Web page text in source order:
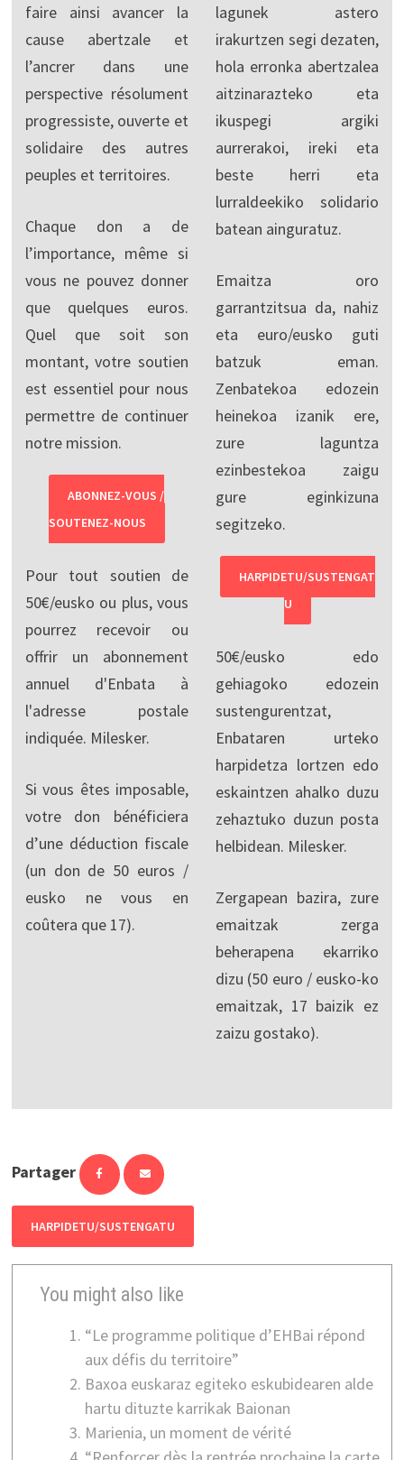
faire ainsi avancer la
cause abertzale et
l’ancrer dans une
perspective résolument
progressiste, ouverte et
solidaire des autres
peuples et territoires.
Chaque don a de
l’importance, même si
vous ne pouvez donner
que quelques euros.
Quel que soit son
montant, votre soutien
est essentiel pour nous
permettre de continuer
notre mission.
ABONNEZ-VOUS /
SOUTENEZ-NOUS
Pour tout soutien de
50€/eusko ou plus, vous
pourrez recevoir ou
offrir un abonnement
annuel d'Enbata à
l'adresse postale
indiquée. Milesker.
Si vous êtes imposable,
votre don bénéficiera
d’une déduction fiscale
(un don de 50 euros /
eusko ne vous en
coûtera que 17).
lagunek astero
irakurtzen segi dezaten,
hola erronka abertzalea
aitzinarazteko eta
ikuspegi argiki
aurrerakoi, ireki eta
beste herri eta
lurraldeekiko solidario
batean ainguratuz.
Emaitza oro
garrantzitsua da, nahiz
eta euro/eusko guti
batzuk eman.
Zenbatekoa edozein
heinekoa izanik ere,
zure laguntza
ezinbestekoa zaigu
gure eginkizuna
segitzeko.
HARPIDETU/SUSTENGAT
U
50€/eusko edo
gehiagoko edozein
sustengurentzat,
Enbataren urteko
harpidetza lortzen edo
eskaintzen ahalko duzu
zehaztuko duzun posta
helbidean. Milesker.
Zergapean bazira, zure
emaitzak zerga
beherapena ekarriko
dizu (50 euro / eusko-ko
emaitzak, 17 baizik ez
zaizu gostako).
Partager
HARPIDETU/SUSTENGATU
You might also like
“Le programme politique d’EHBai répond
aux défis du territoire”
Baxoa euskaraz egiteko eskubidearen alde
hartu dituzte karrikak Baionan
Marienia, un moment de vérité